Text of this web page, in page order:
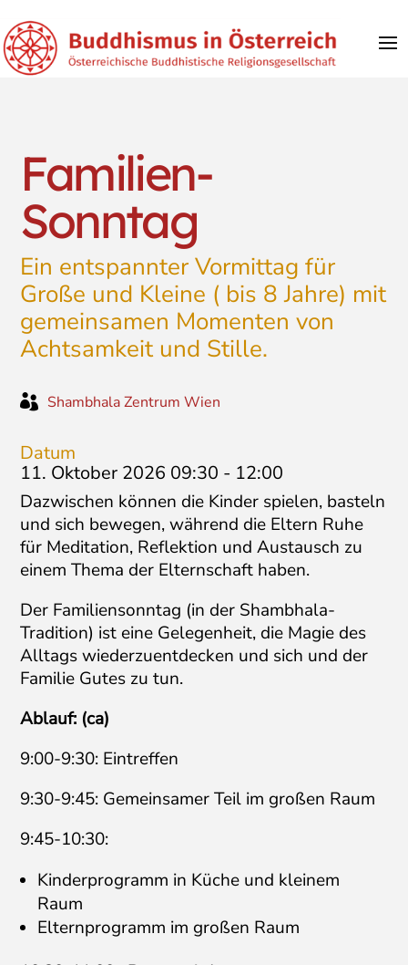
Familien-
Sonntag
Ein entspannter Vormittag für
Große und Kleine ( bis 8 Jahre) mit
gemeinsamen Momenten von
Achtsamkeit und Stille.
 Shambhala Zentrum Wien
Datum
11. Oktober 2026 09:30 - 12:00
Dazwischen können die Kinder spielen, basteln
und sich bewegen, während die Eltern Ruhe
für Meditation, Reflektion und Austausch zu
einem Thema der Elternschaft haben.
Der Familiensonntag (in der Shambhala-
Tradition) ist eine Gelegenheit, die Magie des
Alltags wiederzuentdecken und sich und der
Familie Gutes zu tun.
Ablauf: (ca)
9:00-9:30: Eintreffen
9:30-9:45: Gemeinsamer Teil im großen Raum
9:45-10:30:
Kinderprogramm in Küche und kleinem
Raum
Elternprogramm im großen Raum